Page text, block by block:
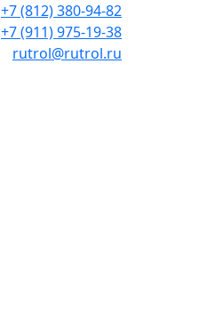
+7 (812) 380-94-82
+7 (911) 975-19-38
rutrol@rutrol.ru